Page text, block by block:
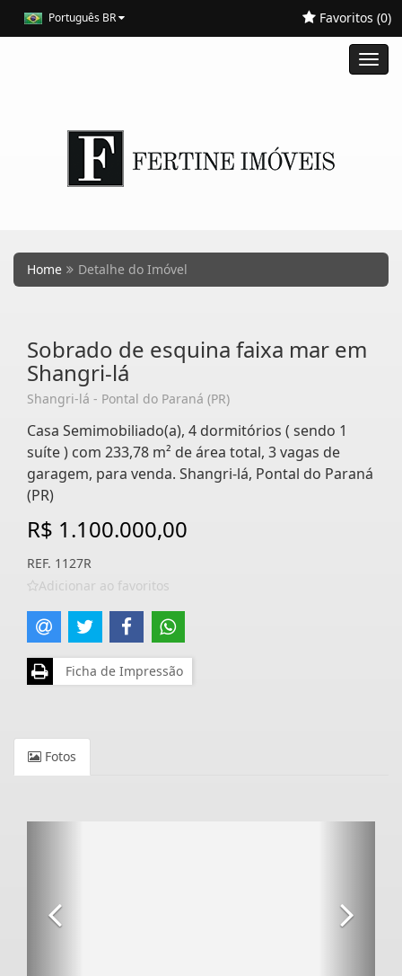
Português BR Favoritos (0)
Home Detalhe do Imóvel
Sobrado de esquina faixa mar em
Shangri-lá
Shangri-lá - Pontal do Paraná (PR)
Casa Semimobiliado(a), 4 dormitórios ( sendo 1
suíte ) com 233,78 m² de área total, 3 vagas de
garagem, para venda. Shangri-lá, Pontal do Paraná
(PR)
R$ 1.100.000,00
REF. 1127R
Adicionar ao favoritos
Ficha de Impressão
Fotos